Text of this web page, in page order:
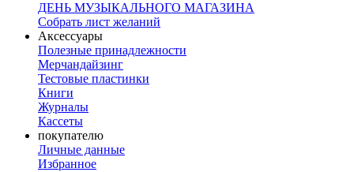
ДЕНЬ МУЗЫКАЛЬНОГО МАГАЗИНА
Собрать лист желаний
Аксессуары
Полезные принадлежности
Мерчандайзинг
Тестовые пластинки
Книги
Журналы
Кассеты
покупателю
Личные данные
Избранное